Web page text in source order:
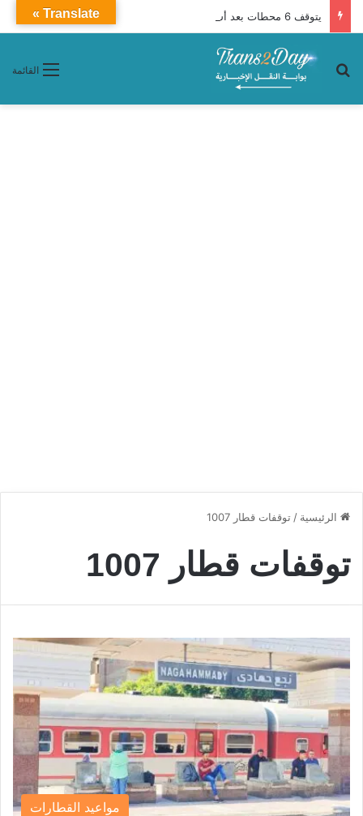
يتوقف 6 محطات بعد أسيوط.. تفاصيل قطار 927 أبوالهول إلى الإسكندرية
القائمة بحث عن
الرئيسية / توقفات قطار 1007
توقفات قطار 1007
مواعيد القطارات
Translate »